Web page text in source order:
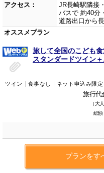
アクセス：
JR長崎駅隣接
バスで 約40分
道路出口から
オススメプラン
旅して全国のこども
スタンダードツイン
ツイン 食事なし ネット申込み限定
旅行代
（大
総額
プランをす